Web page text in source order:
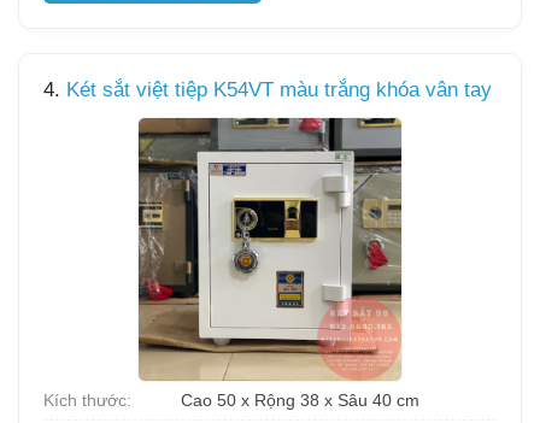
4. Két sắt việt tiệp K54VT màu trắng khóa vân tay
Kích thước:
Cao 50 x Rộng 38 x Sâu 40 cm